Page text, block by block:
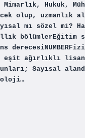
Mimarlık, Hukuk,
olup, uzmanlık
mı sözel mi?
bölümlerEğitim
ağırlıklı
Sayısal